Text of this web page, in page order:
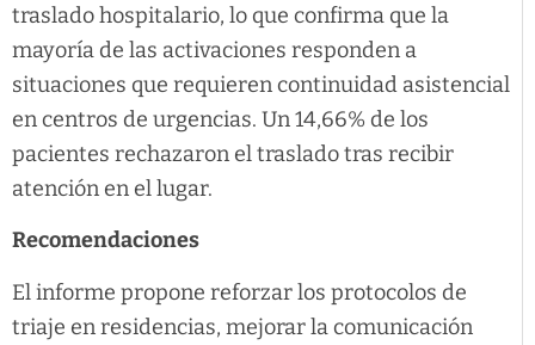
traslado hospitalario, lo que confirma que la
mayoría de las activaciones responden a
situaciones que requieren continuidad asistencial
en centros de urgencias. Un 14,66% de los
pacientes rechazaron el traslado tras recibir
atención en el lugar.
Recomendaciones
El informe propone reforzar los protocolos de
triaje en residencias, mejorar la comunicación